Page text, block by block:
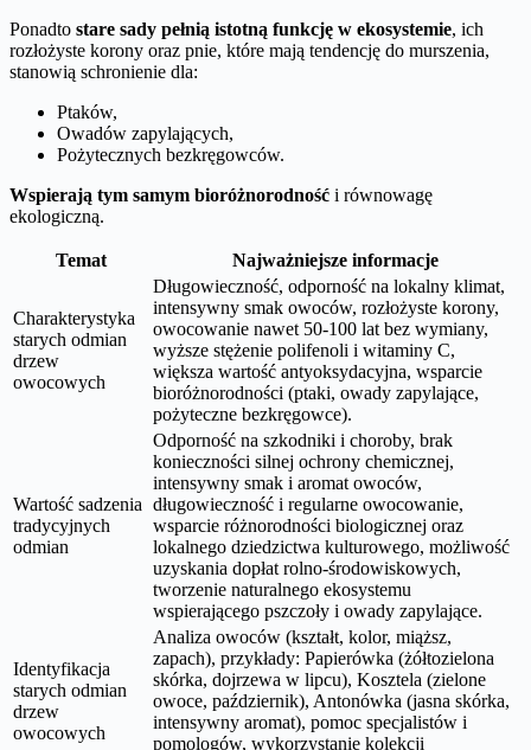
Ponadto stare sady pełnią istotną funkcję w ekosystemie, ich
rozłożyste korony oraz pnie, które mają tendencję do murszenia,
stanowią schronienie dla:
Ptaków,
Owadów zapylających,
Pożytecznych bezkręgowców.
Wspierają tym samym bioróżnorodność i równowagę
ekologiczną.
Temat Najważniejsze informacje
Charakterystyka
starych odmian
drzew
owocowych
Długowieczność, odporność na lokalny klimat,
intensywny smak owoców, rozłożyste korony,
owocowanie nawet 50-100 lat bez wymiany,
wyższe stężenie polifenoli i witaminy C,
większa wartość antyoksydacyjna, wsparcie
bioróżnorodności (ptaki, owady zapylające,
pożyteczne bezkręgowce).
Wartość sadzenia
tradycyjnych
odmian
Odporność na szkodniki i choroby, brak
konieczności silnej ochrony chemicznej,
intensywny smak i aromat owoców,
długowieczność i regularne owocowanie,
wsparcie różnorodności biologicznej oraz
lokalnego dziedzictwa kulturowego, możliwość
uzyskania dopłat rolno-środowiskowych,
tworzenie naturalnego ekosystemu
wspierającego pszczoły i owady zapylające.
Identyfikacja
starych odmian
drzew
owocowych
Analiza owoców (kształt, kolor, miąższ,
zapach), przykłady: Papierówka (żółtozielona
skórka, dojrzewa w lipcu), Kosztela (zielone
owoce, październik), Antonówka (jasna skórka,
intensywny aromat), pomoc specjalistów i
pomologów, wykorzystanie kolekcji